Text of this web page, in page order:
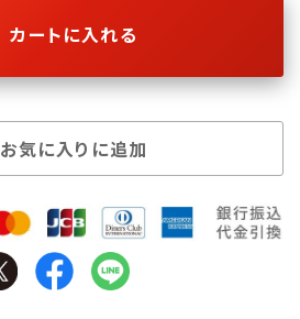
カートに入れる
お気に入りに追加